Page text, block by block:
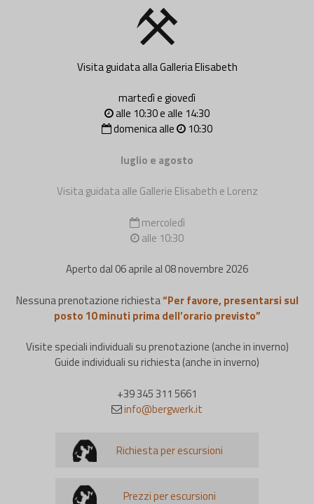
Visita guidata alla Galleria Elisabeth
martedì e giovedì
alle 10:30 e alle 14:30
domenica alle
10:30
luglio e agosto
Visita guidata alle Gallerie Elisabeth e Lorenz
mercoledì
alle 10:30
Aperto dal 06 aprile al 08 novembre 2026
Nessuna prenotazione richiesta“Per favore, presentarsi sul
posto 10 minuti prima dell’orario previsto”
Visite speciali individuali su prenotazione (anche in inverno)
Guide individuali su richiesta (anche in inverno)
+39 345 311 5661
info@bergwerk.it
Richiesta per escursioni
Prezzi per escursioni